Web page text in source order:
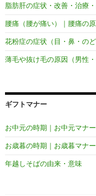
脂肪肝の症状・改善・治療
腰痛（腰が痛い）｜腰痛の
花粉症の症状（目・鼻・の
薄毛や抜け毛の原因（男性
ギフトマナー
お中元の時期｜お中元マナ
お歳暮の時期｜お歳暮マナ
年越しそばの由来・意味